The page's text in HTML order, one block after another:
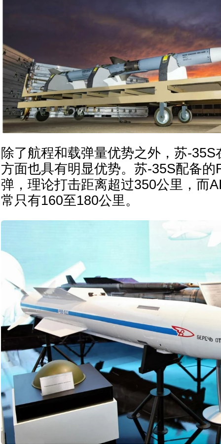
除了航程和载弹量优势之外，苏-
方面也具有明显优势。苏-35S配备的
弹，理论打击距离超过350公里，而
常只有160至180公里。